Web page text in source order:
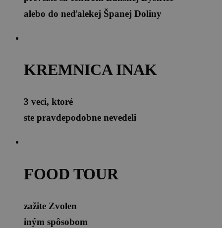
alebo do neďalekej Španej Doliny
KREMNICA INAK
3 veci, ktoré
ste pravdepodobne nevedeli
FOOD TOUR
zažite Zvolen
iným spôsobom